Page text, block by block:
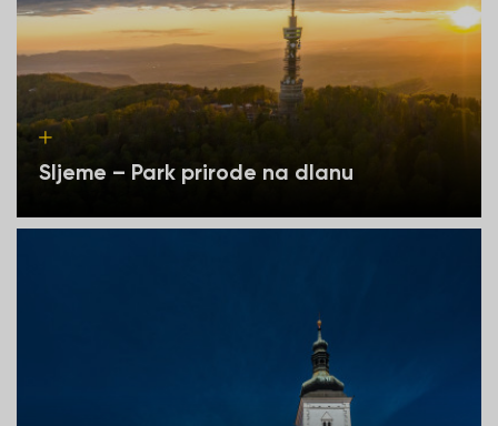
Sljeme – Park prirode na dlanu